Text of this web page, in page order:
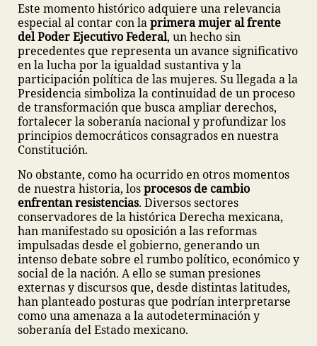
Este momento histórico adquiere una relevancia
especial al contar con laprimera mujer al frente
del Poder Ejecutivo Federal, un hecho sin
precedentes que representa un avance significativo
en la lucha por la igualdad sustantiva y la
participación política de las mujeres. Su llegada a la
Presidencia simboliza la continuidad de un proceso
de transformación que busca ampliar derechos,
fortalecer la soberanía nacional y profundizar los
principios democráticos consagrados en nuestra
Constitución.
No obstante, como ha ocurrido en otros momentos
de nuestra historia, losprocesos de cambio
enfrentan resistencias. Diversos sectores
conservadores de la histórica Derecha mexicana,
han manifestado su oposición a las reformas
impulsadas desde el gobierno, generando un
intenso debate sobre el rumbo político, económico y
social de la nación. A ello se suman presiones
externas y discursos que, desde distintas latitudes,
han planteado posturas que podrían interpretarse
como una amenaza a la autodeterminación y
soberanía del Estado mexicano.